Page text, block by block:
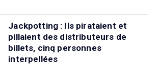
Jackpotting : Ils pirataient et
pillaient des distributeurs de
billets, cinq personnes
interpellées